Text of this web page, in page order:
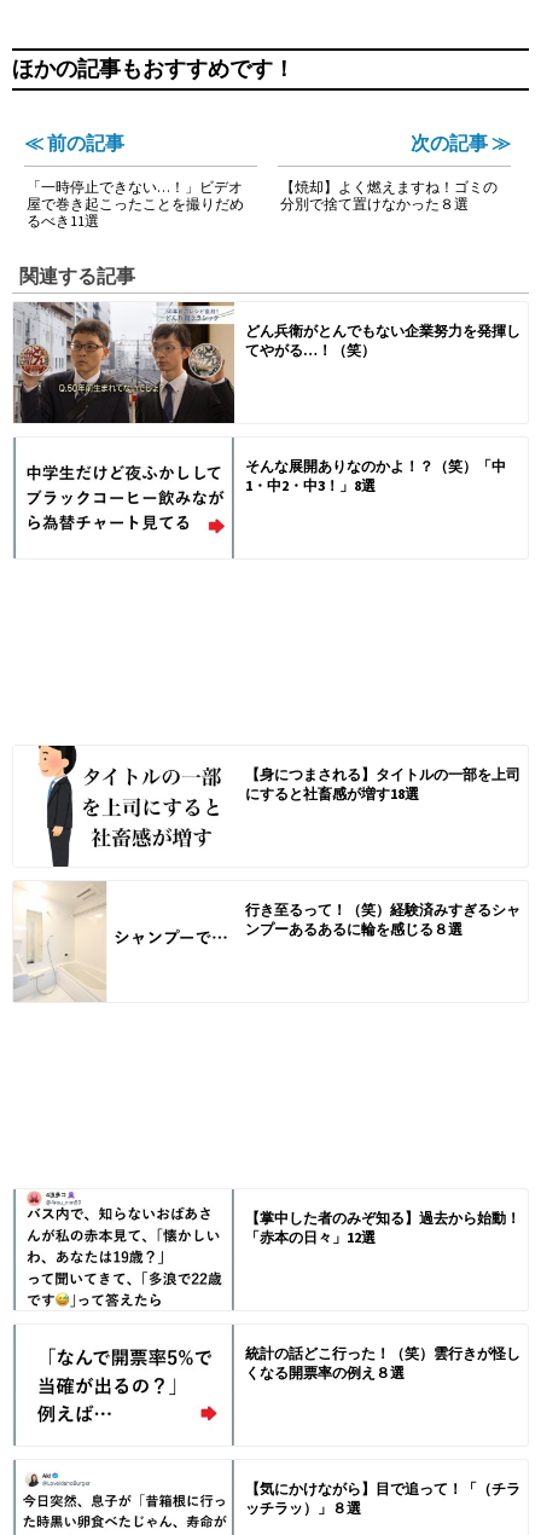
ほかの記事もおすすめです！
≪ 前の記事
「一時停止できない…！」ビデオ
屋で巻き起こったことを撮りだめ
るべき11選
次の記事 ≫
【焼却】よく燃えますね！ゴミの
分別で捨て置けなかった８選
関連する記事
どん兵衛がとんでもない企業努力を発揮し
てやがる…！（笑）
そんな展開ありなのかよ！？（笑）「中
1・中2・中3！」8選
【身につまされる】タイトルの一部を上司
にすると社畜感が増す18選
行き至るって！（笑）経験済みすぎるシャ
ンプーあるあるに輪を感じる８選
【掌中した者のみぞ知る】過去から始動！
「赤本の日々」12選
統計の話どこ行った！（笑）雲行きが怪し
くなる開票率の例え８選
【気にかけながら】目で追って！「（チラ
ッチラッ）」８選